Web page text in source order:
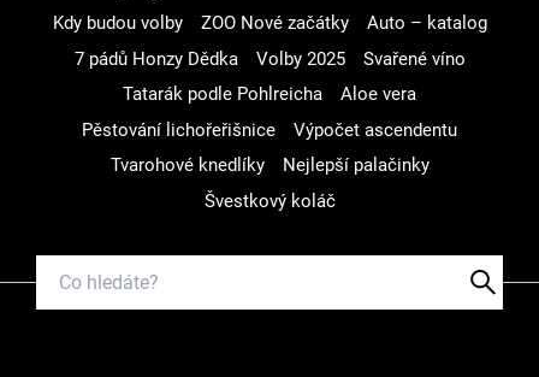
Kdy budou volby
ZOO Nové začátky
Auto – katalog
7 pádů Honzy Dědka
Volby 2025
Svařené víno
Tatarák podle Pohlreicha
Aloe vera
Pěstování lichořeřišnice
Výpočet ascendentu
Tvarohové knedlíky
Nejlepší palačinky
Švestkový koláč